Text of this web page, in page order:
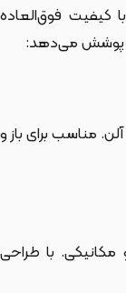
کیفیت فوق‌العاده
را پوشش می‌دهد:
مناسب برای باز و
مکانیکی. با طراحی